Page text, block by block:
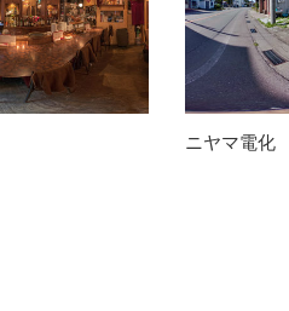
ニヤマ電化